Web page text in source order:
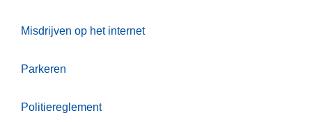
Misdrijven op het internet
Parkeren
Politiereglement